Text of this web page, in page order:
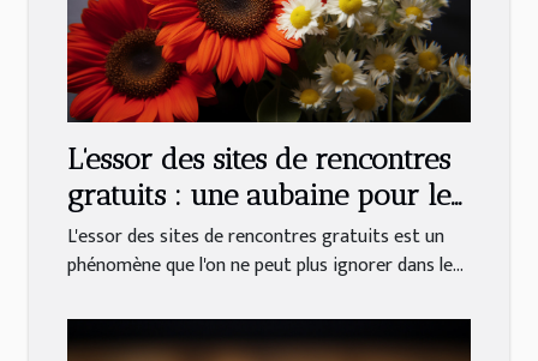
L'essor des sites de rencontres
gratuits : une aubaine pour les
célibataires
L'essor des sites de rencontres gratuits est un
phénomène que l'on ne peut plus ignorer dans le...